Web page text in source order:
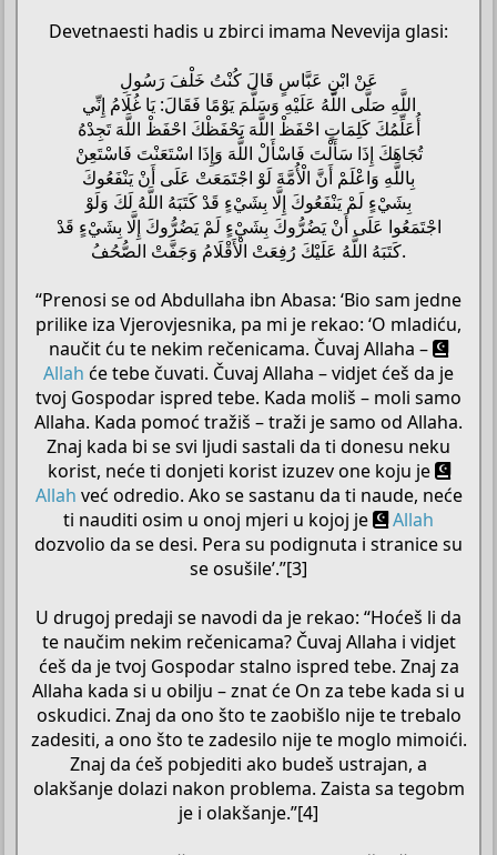
Devetnaesti hadis u zbirci imama Nevevija glasi:
عَنْ ابْنِ عَبَّاسٍ قَالَ كُنْتُ خَلْفَ رَسُولِ
اللَّهِ صَلَّى اللَّهُ عَلَيْهِ وَسَلَّمَ يَوْمًا فَقَالَ: يَا غُلَامُ إِنِّي
أُعَلِّمُكَ كَلِمَاتٍ احْفَظْ اللَّهَ يَحْفَظْكَ احْفَظْ اللَّهَ تَجِدْهُ
تُجَاهَكَ إِذَا سَأَلْتَ فَاسْأَلْ اللَّهَ وَإِذَا اسْتَعَنْتَ فَاسْتَعِنْ
بِاللَّهِ وَاعْلَمْ أَنَّ الْأُمَّةَ لَوْ اجْتَمَعَتْ عَلَى أَنْ يَنْفَعُوكَ
بِشَيْءٍ لَمْ يَنْفَعُوكَ إِلَّا بِشَيْءٍ قَدْ كَتَبَهُ اللَّهُ لَكَ وَلَوْ
اجْتَمَعُوا عَلَى أَنْ يَضُرُّوكَ بِشَيْءٍ لَمْ يَضُرُّوكَ إِلَّا بِشَيْءٍ قَدْ
كَتَبَهُ اللَّهُ عَلَيْكَ رُفِعَتْ الْأَقْلَامُ وَجَفَّتْ الصُّحُفُ.
“Prenosi se od Abdullaha ibn Abasa: ‘Bio sam jedne
prilike iza Vjerovjesnika, pa mi je rekao: ‘O mladiću,
naučit ću te nekim rečenicama. Čuvaj Allaha –
Allah će tebe čuvati. Čuvaj Allaha – vidjet ćeš da je
tvoj Gospodar ispred tebe. Kada moliš – moli samo
Allaha. Kada pomoć tražiš – traži je samo od Allaha.
Znaj kada bi se svi ljudi sastali da ti donesu neku
korist, neće ti donjeti korist izuzev one koju je
Allah već odredio. Ako se sastanu da ti naude, neće
ti nauditi osim u onoj mjeri u kojoj je
Allah
dozvolio da se desi. Pera su podignuta i stranice su
se osušile’.”[3]
U drugoj predaji se navodi da je rekao: “Hoćeš li da
te naučim nekim rečenicama? Čuvaj Allaha i vidjet
ćeš da je tvoj Gospodar stalno ispred tebe. Znaj za
Allaha kada si u obilju – znat će On za tebe kada si u
oskudici. Znaj da ono što te zaobišlo nije te trebalo
zadesiti, a ono što te zadesilo nije te moglo mimoići.
Znaj da ćeš pobjediti ako budeš ustrajan, a
olakšanje dolazi nakon problema. Zaista sa tegobm
je i olakšanje.”[4]